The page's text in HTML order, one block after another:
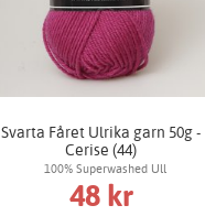
Svarta Fåret Ulrika garn 50g -
Cerise (44)
100% Superwashed Ull
48 kr